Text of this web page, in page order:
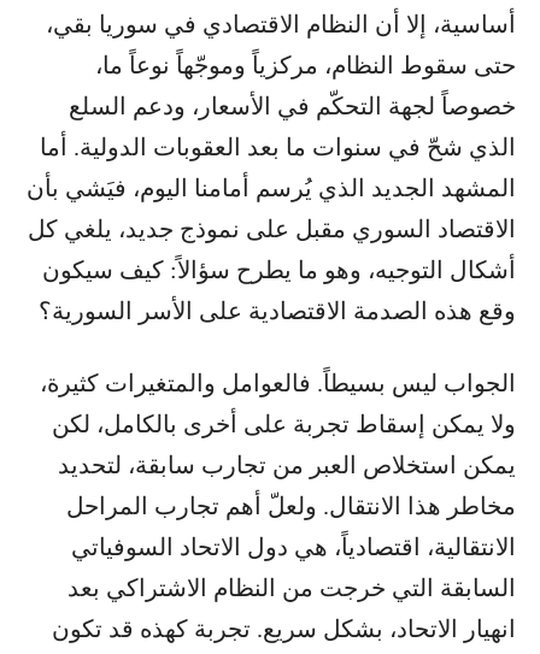
أساسية، إلا أن النظام الاقتصادي في سوريا بقي،
حتى سقوط النظام، مركزياً وموجّهاً نوعاً ما،
خصوصاً لجهة التحكّم في الأسعار، ودعم السلع
الذي شحّ في سنوات ما بعد العقوبات الدولية. أما
المشهد الجديد الذي يُرسم أمامنا اليوم، فيَشي بأن
الاقتصاد السوري مقبل على نموذج جديد، يلغي كل
أشكال التوجيه، وهو ما يطرح سؤالاً: كيف سيكون
وقع هذه الصدمة الاقتصادية على الأسر السورية؟
الجواب ليس بسيطاً. فالعوامل والمتغيرات كثيرة،
ولا يمكن إسقاط تجربة على أخرى بالكامل، لكن
يمكن استخلاص العبر من تجارب سابقة، لتحديد
مخاطر هذا الانتقال. ولعلّ أهم تجارب المراحل
الانتقالية، اقتصادياً، هي دول الاتحاد السوفياتي
السابقة التي خرجت من النظام الاشتراكي بعد
انهيار الاتحاد، بشكل سريع. تجربة كهذه قد تكون